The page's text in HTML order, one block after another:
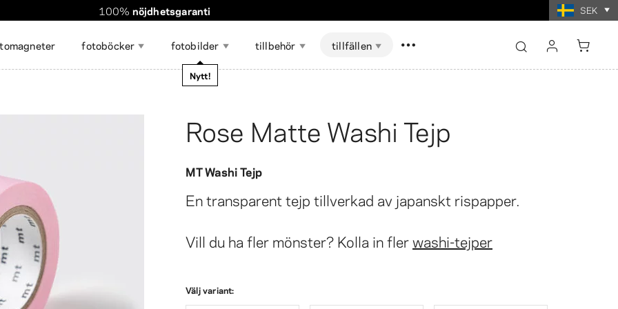
100% nöjdhetsgaranti SEK
fotoböcker fotobilder
Nytt!
Stor fotoutskrift 50×70
Visa alla
tillbehör
foton
Gör-det-själv-kalender
Visa alla
tillfällen
🎁
magasin
logga in
Rose Matte Washi Tejp
MT Washi Tejp
En transparent tejp tillverkad av japanskt rispapper.
Vill du ha fler mönster? Kolla in flerwashi-tejper
Välj variant: